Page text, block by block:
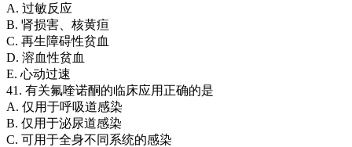
A. 过敏反应
B. 肾损害、核黄疸
C. 再生障碍性贫血
D. 溶血性贫血
E. 心动过速
41. 有关氟喹诺酮的临床应用正确的是
A. 仅用于呼吸道感染
B. 仅用于泌尿道感染
C. 可用于全身不同系统的感染